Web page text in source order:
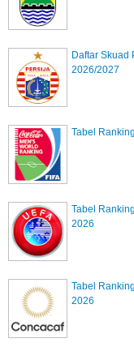
Daftar Skuad
2026/2027
Tabel
Tabel
2026
Tabel
2026